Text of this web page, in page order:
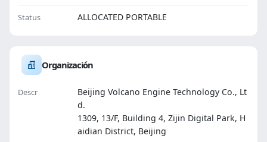
Status ALLOCATED PORTABLE
Organización
Descr
Beijing Volcano Engine Technology Co., Lt
d.
1309, 13/F, Building 4, Zijin Digital Park, H
aidian District, Beijing